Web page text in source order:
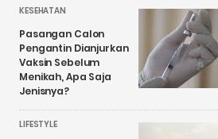
KESEHATAN
Pasangan Calon
Pengantin Dianjurkan
Vaksin Sebelum
Menikah, Apa Saja
Jenisnya?
LIFESTYLE